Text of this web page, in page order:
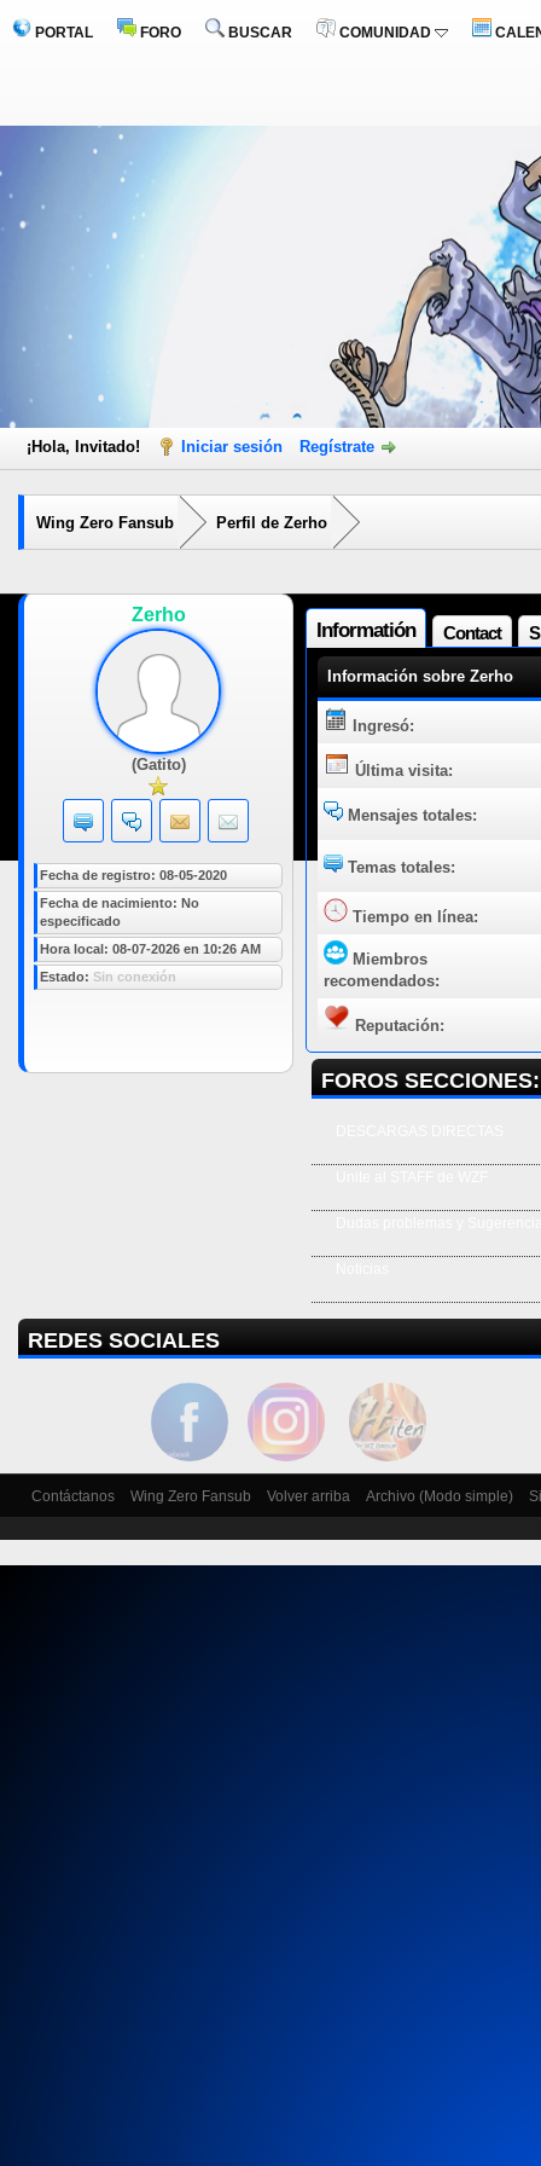
PORTAL FORO BUSCAR COMUNIDAD
¡Hola, Invitado! Iniciar sesión Regístrate
Wing Zero Fansub Perfil de Zerho
Zerho
(Gatito)
Fecha de registro: 08-05-2020
Fecha de nacimiento: No
especificado
Hora local: 08-07-2026 en 10:26 AM
Estado: Sin conexión
Informatión Contact
Información sobre Zerho
Ingresó:
Última visita:
Mensajes totales:
Temas totales:
Tiempo en línea:
Miembros
recomendados:
Reputación:
FOROS SECCIONES:
REDES SOCIALES
Contáctanos Wing Zero Fansub Volver arriba Archivo (Modo simple)